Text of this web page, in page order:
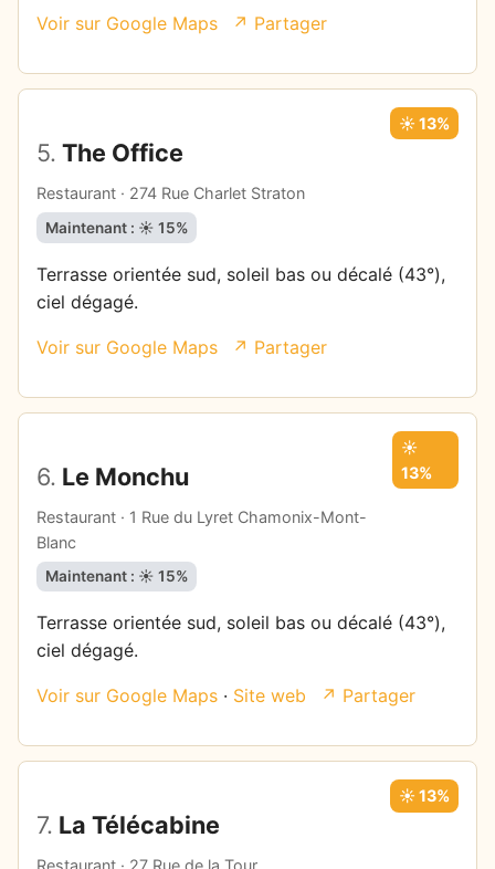
Voir sur Google Maps ↗ Partager
5. The Office
Restaurant · 274 Rue Charlet Straton
☀️ 13%
Maintenant : ☀️ 15%
Terrasse orientée sud, soleil bas ou décalé (43°),
ciel dégagé.
Voir sur Google Maps ↗ Partager
6. Le Monchu
Restaurant · 1 Rue du Lyret Chamonix-Mont-
Blanc
☀️
13%
Maintenant : ☀️ 15%
Terrasse orientée sud, soleil bas ou décalé (43°),
ciel dégagé.
Voir sur Google Maps · Site web ↗ Partager
7. La Télécabine
☀️ 13%